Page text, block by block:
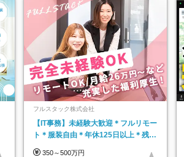
フルスタック株式会社
【IT事務】未経験大歓迎＊フルリモー
ト＊服装自由＊年休125日以上＊残業
350～500万円